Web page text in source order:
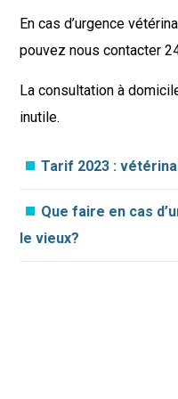
En cas d’urgence
pouvez nous contacter
La consultation à
inutile.
Tarif 2023 :
Que faire en cas
le vieux?